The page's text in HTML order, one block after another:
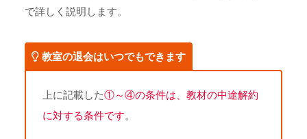
で詳しく説明します。
教室の退会はいつでもできます
上に記載した①～④の条件は、教材の中途解約
に対する条件です。